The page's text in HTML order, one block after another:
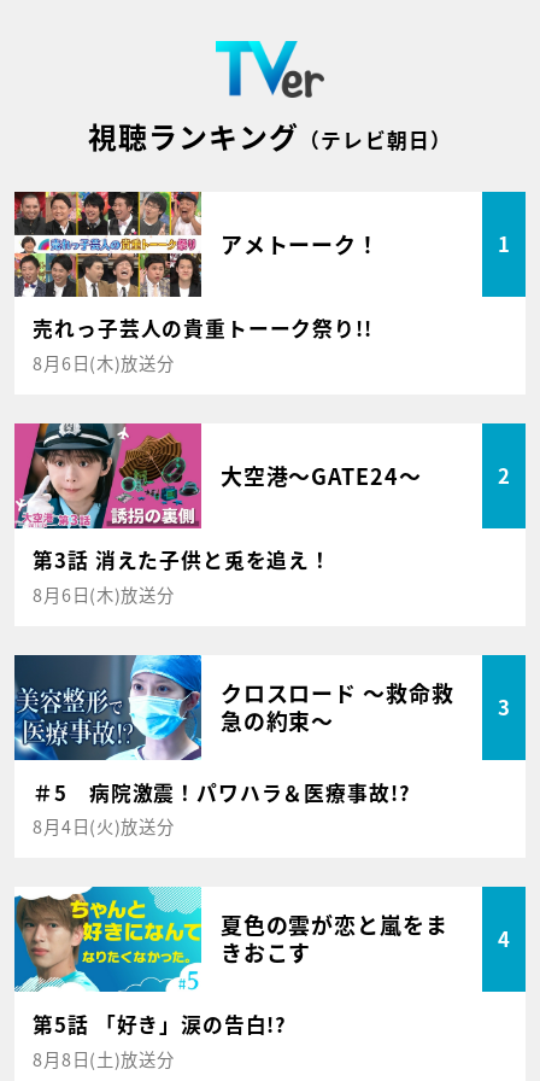
視聴ランキング （テレビ朝日）
アメトーーク！ 1
売れっ子芸人の貴重トーーク祭り!!
8月6日(木)放送分
大空港～GATE24～ 2
第3話 消えた子供と兎を追え！
8月6日(木)放送分
クロスロード ～救命救
急の約束～
3
＃5 病院激震！パワハラ＆医療事故!?
8月4日(火)放送分
夏色の雲が恋と嵐をま
きおこす
4
第5話 「好き」涙の告白!?
8月8日(土)放送分